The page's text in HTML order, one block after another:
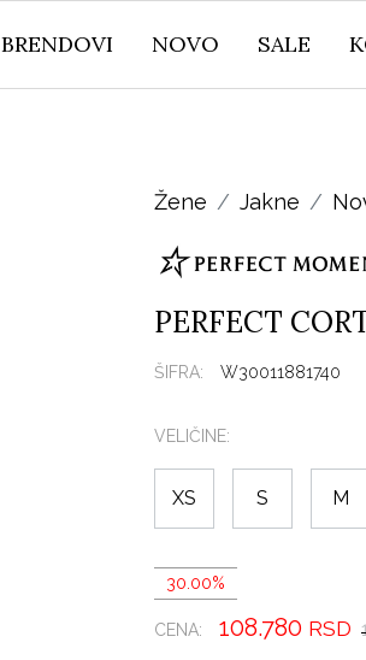
BRENDOVI NOVO SALE
Žene Jakne
PERFECT
ŠIFRA: W30011881740
VELIČINE:
XS S M
30.00%
CENA: 108.780 RSD